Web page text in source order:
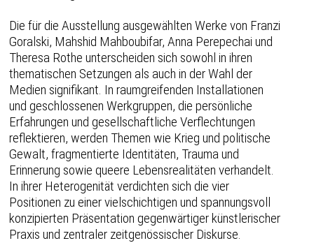
Die für die Ausstellung ausgewählten Werke von Franzi
Goralski, Mahshid Mahboubifar, Anna Perepechai und
Theresa Rothe unterscheiden sich sowohl in ihren
thematischen Setzungen als auch in der Wahl der
Medien signifikant. In raumgreifenden Installationen
und geschlossenen Werkgruppen, die persönliche
Erfahrungen und gesellschaftliche Verflechtungen
reflektieren, werden Themen wie Krieg und politische
Gewalt, fragmentierte Identitäten, Trauma und
Erinnerung sowie queere Lebensrealitäten verhandelt.
In ihrer Heterogenität verdichten sich die vier
Positionen zu einer vielschichtigen und spannungsvoll
konzipierten Präsentation gegenwärtiger künstlerischer
Praxis und zentraler zeitgenössischer Diskurse.